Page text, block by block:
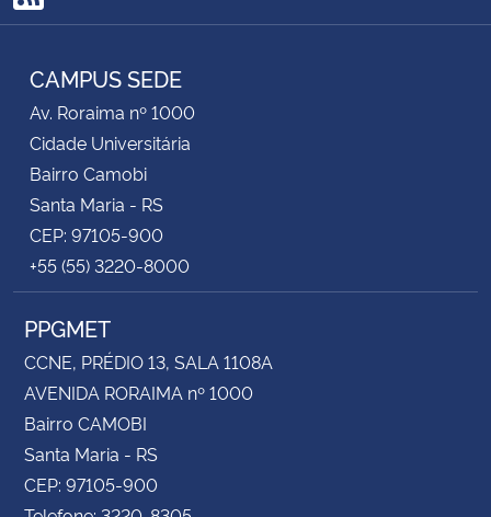
RSS
CAMPUS SEDE
Av. Roraima nº 1000
Cidade Universitária
Bairro Camobi
Santa Maria - RS
CEP: 97105-900
+55 (55) 3220-8000
PPGMET
CCNE, PRÉDIO 13, SALA 1108A
AVENIDA RORAIMA nº 1000
Bairro CAMOBI
Santa Maria - RS
CEP: 97105-900